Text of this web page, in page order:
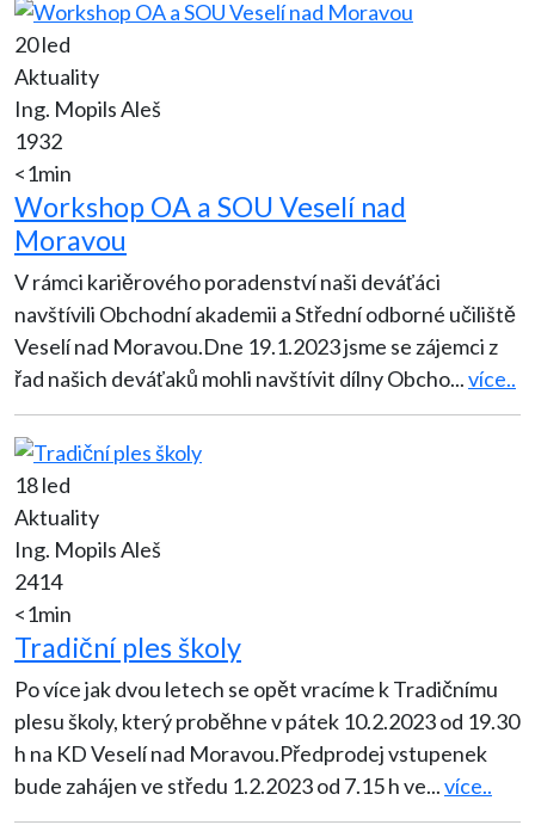
20 led
Aktuality
Ing. Mopils Aleš
1932
<1min
Workshop OA a SOU Veselí nad
Moravou
V rámci kariěrového poradenství naši deváťáci
navštívili Obchodní akademii a Střední odborné učiliště
Veselí nad Moravou.Dne 19.1.2023 jsme se zájemci z
řad našich deváťaků mohli navštívit dílny Obcho...více..
18 led
Aktuality
Ing. Mopils Aleš
2414
<1min
Tradiční ples školy
Po více jak dvou letech se opět vracíme k Tradičnímu
plesu školy, který proběhne v pátek 10.2.2023 od 19.30
h na KD Veselí nad Moravou.Předprodej vstupenek
bude zahájen ve středu 1.2.2023 od 7.15 h ve...více..